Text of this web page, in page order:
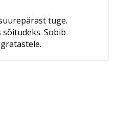
tuge.
Sobib